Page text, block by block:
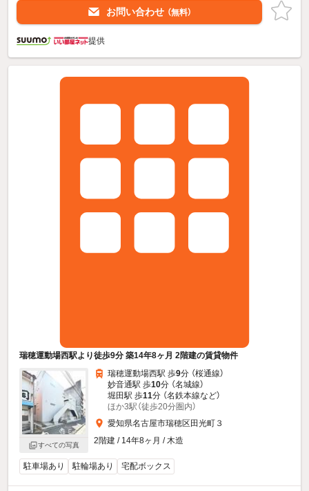
お問い合わせ （無料）
提供
瑞穂運動場西駅より徒歩9分 築14年8ヶ月 2階建の賃貸物件
すべての写真
瑞穂運動場西駅 歩9分 （桜通線）
妙音通駅 歩10分 （名城線）
堀田駅 歩11分 （名鉄本線など）
ほか3駅（徒歩20分圏内）
愛知県名古屋市瑞穂区田光町３
2階建 / 14年8ヶ月 / 木造
駐車場あり 駐輪場あり 宅配ボックス